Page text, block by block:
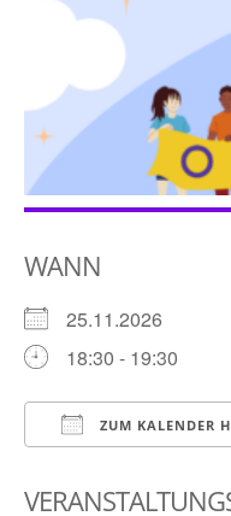
WANN
25.11.2026
18:30 - 19:30
ZUM KALENDER